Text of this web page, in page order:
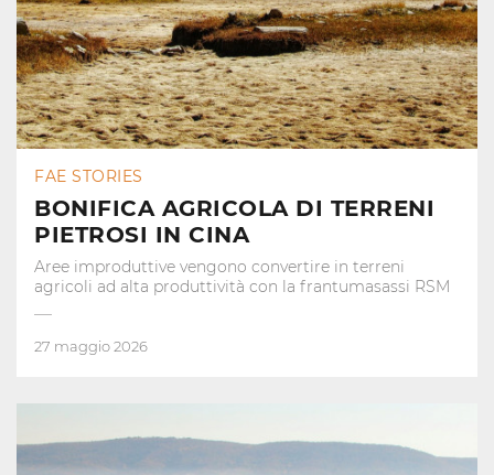
FAE STORIES
BONIFICA AGRICOLA DI TERRENI
PIETROSI IN CINA
Aree improduttive vengono convertire in terreni
agricoli ad alta produttività con la frantumasassi RSM
27 maggio 2026